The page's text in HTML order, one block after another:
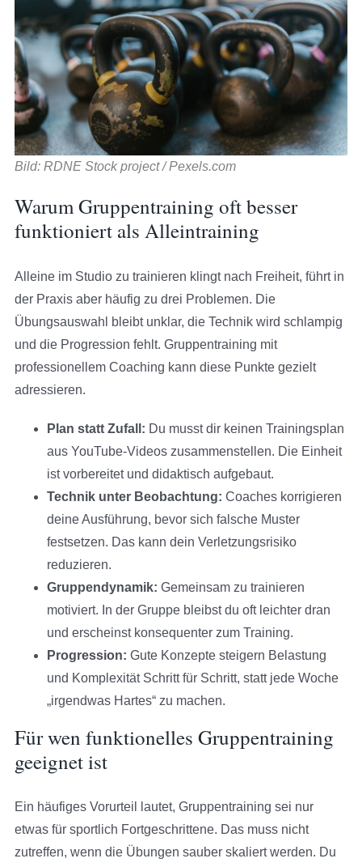
Bild: RDNE Stock project / Pexels.com
Warum Gruppentraining oft besser
funktioniert als Alleintraining
Alleine im Studio zu trainieren klingt nach Freiheit, führt in
der Praxis aber häufig zu drei Problemen. Die
Übungsauswahl bleibt unklar, die Technik wird schlampig
und die Progression fehlt. Gruppentraining mit
professionellem Coaching kann diese Punkte gezielt
adressieren.
Plan statt Zufall: Du musst dir keinen Trainingsplan
aus YouTube-Videos zusammenstellen. Die Einheit
ist vorbereitet und didaktisch aufgebaut.
Technik unter Beobachtung: Coaches korrigieren
deine Ausführung, bevor sich falsche Muster
festsetzen. Das kann dein Verletzungsrisiko
reduzieren.
Gruppendynamik: Gemeinsam zu trainieren
motiviert. In der Gruppe bleibst du oft leichter dran
und erscheinst konsequenter zum Training.
Progression: Gute Konzepte steigern Belastung
und Komplexität Schritt für Schritt, statt jede Woche
„irgendwas Hartes“ zu machen.
Für wen funktionelles Gruppentraining
geeignet ist
Ein häufiges Vorurteil lautet, Gruppentraining sei nur
etwas für sportlich Fortgeschrittene. Das muss nicht
zutreffen, wenn die Übungen sauber skaliert werden. Du